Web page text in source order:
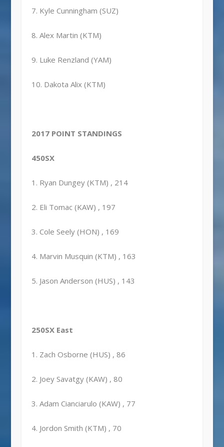
7. Kyle Cunningham (SUZ)
8. Alex Martin (KTM)
9. Luke Renzland (YAM)
10. Dakota Alix (KTM)
2017 POINT STANDINGS
450SX
1. Ryan Dungey (KTM) , 214
2. Eli Tomac (KAW) , 197
3. Cole Seely (HON) , 169
4. Marvin Musquin (KTM) , 163
5. Jason Anderson (HUS) , 143
250SX East
1. Zach Osborne (HUS) , 86
2. Joey Savatgy (KAW) , 80
3. Adam Cianciarulo (KAW) , 77
4. Jordon Smith (KTM) , 70